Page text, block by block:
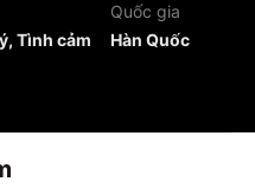
Tình cảm
Quốc gia
Hàn Quốc